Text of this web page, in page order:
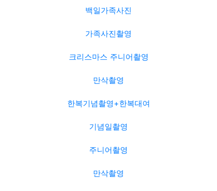
백일가족사진
가족사진촬영
크리스마스 주니어촬영
만삭촬영
한복기념촬영+한복대여
기념일촬영
주니어촬영
만삭촬영